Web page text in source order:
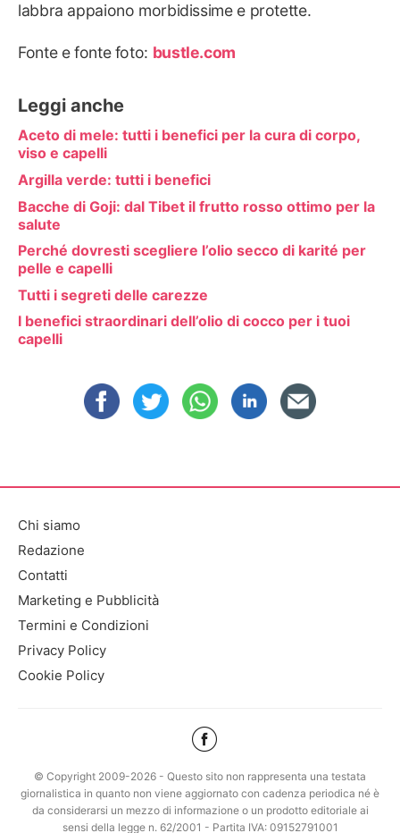
labbra appaiono morbidissime e protette.
Fonte e fonte foto: bustle.com
Leggi anche
Aceto di mele: tutti i benefici per la cura di corpo,
viso e capelli
Argilla verde: tutti i benefici
Bacche di Goji: dal Tibet il frutto rosso ottimo per la
salute
Perché dovresti scegliere l’olio secco di karité per
pelle e capelli
Tutti i segreti delle carezze
I benefici straordinari dell’olio di cocco per i tuoi
capelli
Chi siamo
Redazione
Contatti
Marketing e Pubblicità
Termini e Condizioni
Privacy Policy
Cookie Policy
© Copyright 2009-2026 - Questo sito non rappresenta una testata
giornalistica in quanto non viene aggiornato con cadenza periodica né è
da considerarsi un mezzo di informazione o un prodotto editoriale ai
sensi della legge n. 62/2001 - Partita IVA: 09152791001